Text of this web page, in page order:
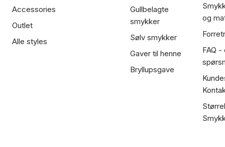
Accessories
Outlet
Alle styles
Gullbelagte
smykker
Sølv smykker
Gaver til henne
Bryllupsgave
og
FAQ